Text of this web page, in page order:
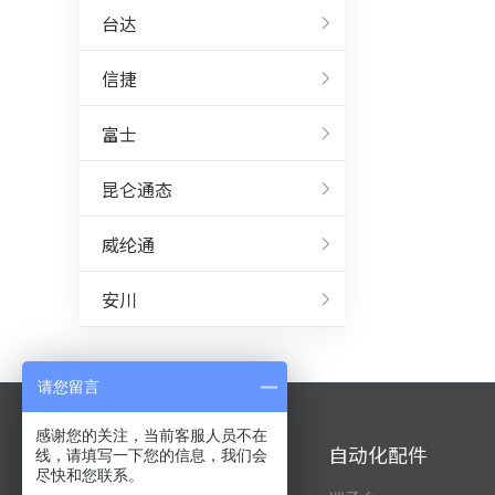
台达
信捷
富士
昆仑通态
威纶通
安川
自动化产品 自动化配件
请您留言
感谢您的关注，当前客服人员不在
线，请填写一下您的信息，我们会
尽快和您联系。